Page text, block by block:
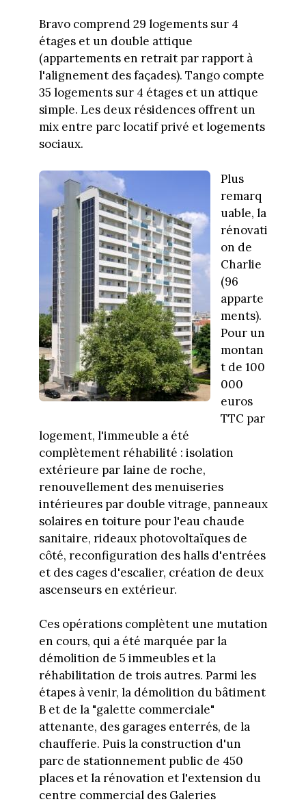
Bravo comprend 29 logements sur 4
étages et un double attique
(appartements en retrait par rapport à
l'alignement des façades). Tango compte
35 logements sur 4 étages et un attique
simple. Les deux résidences offrent un
mix entre parc locatif privé et logements
sociaux.
Plus
remarq
uable, la
rénovati
on de
Charlie
(96
apparte
ments).
Pour un
montan
t de 100
000
euros
TTC par
logement, l'immeuble a été
complètement réhabilité : isolation
extérieure par laine de roche,
renouvellement des menuiseries
intérieures par double vitrage, panneaux
solaires en toiture pour l'eau chaude
sanitaire, rideaux photovoltaïques de
côté, reconfiguration des halls d'entrées
et des cages d'escalier, création de deux
ascenseurs en extérieur.
Ces opérations complètent une mutation
en cours, qui a été marquée par la
démolition de 5 immeubles et la
réhabilitation de trois autres. Parmi les
étapes à venir, la démolition du bâtiment
B et de la "galette commerciale"
attenante, des garages enterrés, de la
chaufferie. Puis la construction d'un
parc de stationnement public de 450
places et la rénovation et l'extension du
centre commercial des Galeries